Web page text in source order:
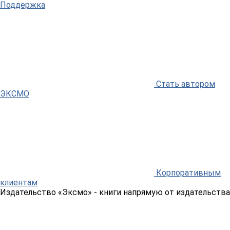
Поддержка
Стать автором
ЭКСМО
Корпоративным
клиентам
Издательство «Эксмо» - книги напрямую от издательства